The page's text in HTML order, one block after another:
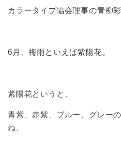
カラータイプ協会理事の青柳彩
6月、梅雨といえば紫陽花。
紫陽花というと、
青紫、赤紫、ブルー、グレー
ね。